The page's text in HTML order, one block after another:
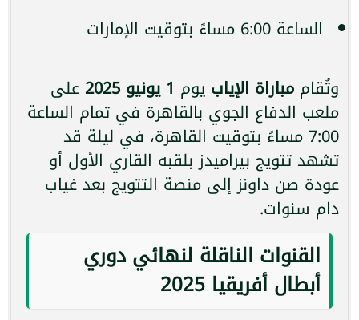
الساعة 6:00 مساءً بتوقيت الإمارات
وتُقام مباراة الإياب يوم 1 يونيو 2025 على
ملعب الدفاع الجوي بالقاهرة في تمام الساعة
7:00 مساءً بتوقيت القاهرة، في ليلة قد
تشهد تتويج بيراميدز بلقبه القاري الأول أو
عودة صن داونز إلى منصة التتويج بعد غياب
دام سنوات.
القنوات الناقلة لنهائي دوري
أبطال أفريقيا 2025